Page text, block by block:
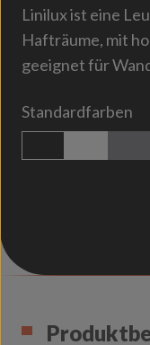
Linilux ist eine
Hafträume, mit
geeignet für
Standardfarben